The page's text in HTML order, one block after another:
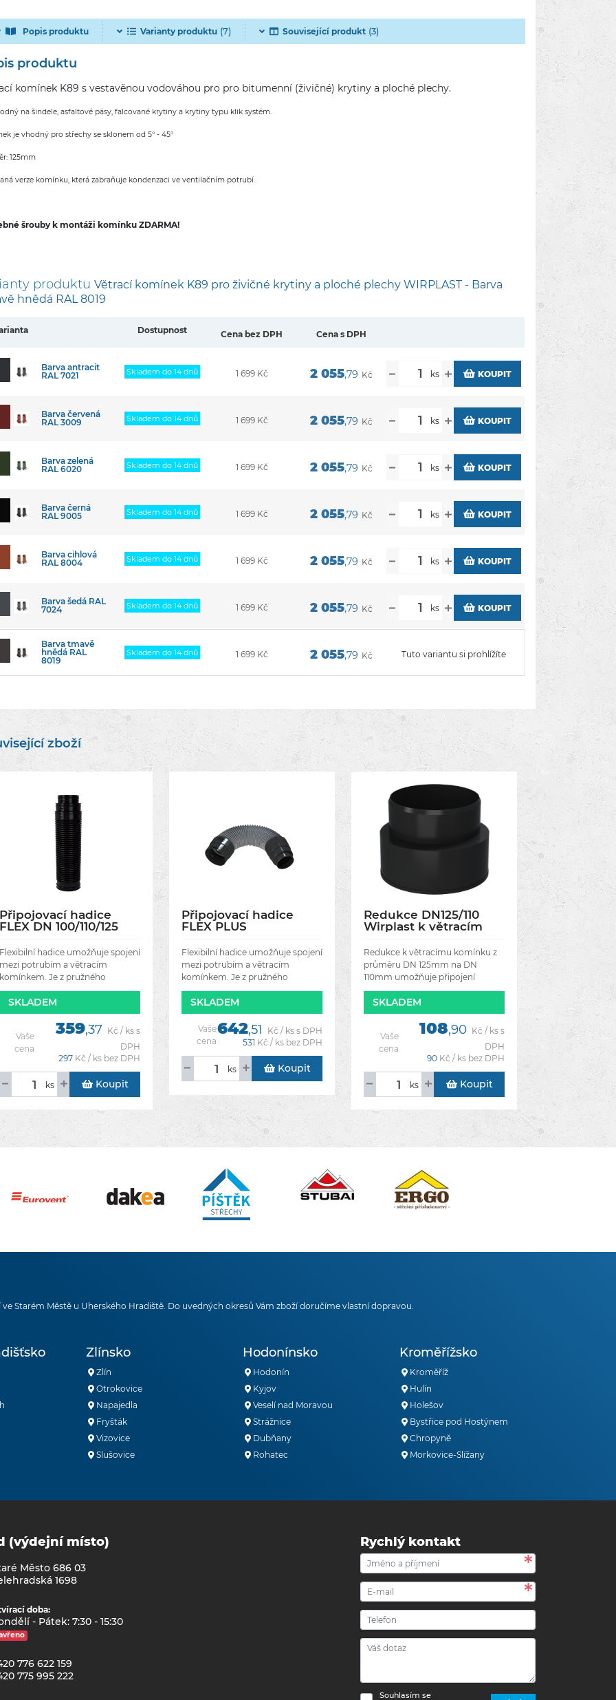
Popis produktu Varianty produktu(7) Související produkt (3)
produktu
komínek K89 s vestavěnou vodováhou pro pro bitumenní (živičné) krytiny a ploché plechy.
na šindele, asfaltové pásy, falcované krytiny a krytiny typu klik systém.
je vhodný pro střechy se sklonem od 5° - 45°
125mm
verze komínku, která zabraňuje kondenzaci ve ventilačním potrubí.
šrouby k montáži komínku ZDARMA!
produktu Větrací komínek K89 pro živičné krytiny a ploché plechy WIRPLAST - Barva
hnědá RAL 8019
Dostupnost Cena bez DPH Cena s DPH
Barva antracit
RAL 7021
Skladem do 14 dnů 1 699 Kč 2 055,79 Kč ks KOUPIT
Barva červená
RAL 3009
Skladem do 14 dnů 1 699 Kč 2 055,79 Kč ks KOUPIT
Barva zelená
RAL 6020
Skladem do 14 dnů 1 699 Kč 2 055,79 Kč ks KOUPIT
Barva černá
RAL 9005
Skladem do 14 dnů 1 699 Kč 2 055,79 Kč ks KOUPIT
Barva cihlová
RAL 8004
Skladem do 14 dnů 1 699 Kč 2 055,79 Kč ks KOUPIT
Barva šedá RAL
7024
Skladem do 14 dnů 1 699 Kč 2 055,79 Kč ks KOUPIT
Barva tmavě
hnědá RAL
8019
Skladem do 14 dnů 1 699 Kč 2 055,79 Kč Tuto variantu si prohlížíte
zboží
Připojovací hadice
FLEX DN 100/110/125
Flexibilní hadice umožňuje spojení
mezi potrubím a větracím
komínkem. Je z pružného
materiálu (PP polypropylen),
který je odolný vůči UV a
povětrnostním vlivům.Hadici lze
SKLADEM
Vaše
cena
359,37 Kč / ks s
DPH
297 Kč / ks bez DPH
ks Koupit
Připojovací hadice
FLEX PLUS
Flexibilní hadice umožňuje spojení
mezi potrubím a větracím
komínkem. Je z pružného
materiálu (PP polypropylen),
který je odolný vůči UV a
povětrnostním vlivům.Hadici lze
seříznout
SKLADEM
Vaše
cena
642,51
Kč / ks s DPH
531 Kč / ks bez DPH
ks Koupit
Redukce DN125/110
Wirplast k větracím
Redukce k větracímu komínku z
průměru DN 125mm na DN
110mm umožňuje připojení
potrubí DN 110 mm.
SKLADEM
Vaše
cena
108,90 Kč / ks s
DPH
90 Kč / ks bez DPH
ks Koupit
Starém Městě u Uherského Hradiště. Do uvedných okresů Vám zboží doručíme vlastní dopravou.
Zlínsko
Zlín
Otrokovice
Napajedla
Fryšták
Vizovice
Slušovice
Hodonínsko
Hodonín
Kyjov
Veselí nad Moravou
Strážnice
Dubňany
Rohatec
Kroměřížsko
Kroměříž
Hulín
Holešov
Bystřice pod Hostýnem
Chropyně
Morkovice-Slížany
(výdejní místo)
Město 686 03
1698
doba:
- Pátek: 7:30 - 15:30
776 622 159
775 995 222
Rychlý kontakt
Souhlasím se